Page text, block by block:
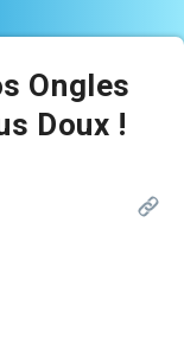
Ongles
Doux !